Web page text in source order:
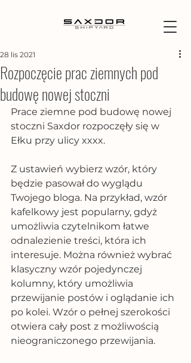
Rozpoczęcie prac ziemnych pod
budowę nowej stoczni
28 lis 2021
Prace ziemne pod budowę nowej
stoczni Saxdor rozpoczęły się w
Ełku przy ulicy xxxx.
Z ustawień wybierz wzór, który
będzie pasował do wyglądu
Twojego bloga. Na przykład, wzór
kafelkowy jest popularny, gdyż
umożliwia czytelnikom łatwe
odnalezienie treści, która ich
interesuje. Można również wybrać
klasyczny wzór pojedynczej
kolumny, który umożliwia
przewijanie postów i oglądanie ich
po kolei. Wzór o pełnej szerokości
otwiera cały post z możliwością
nieograniczonego przewijania.